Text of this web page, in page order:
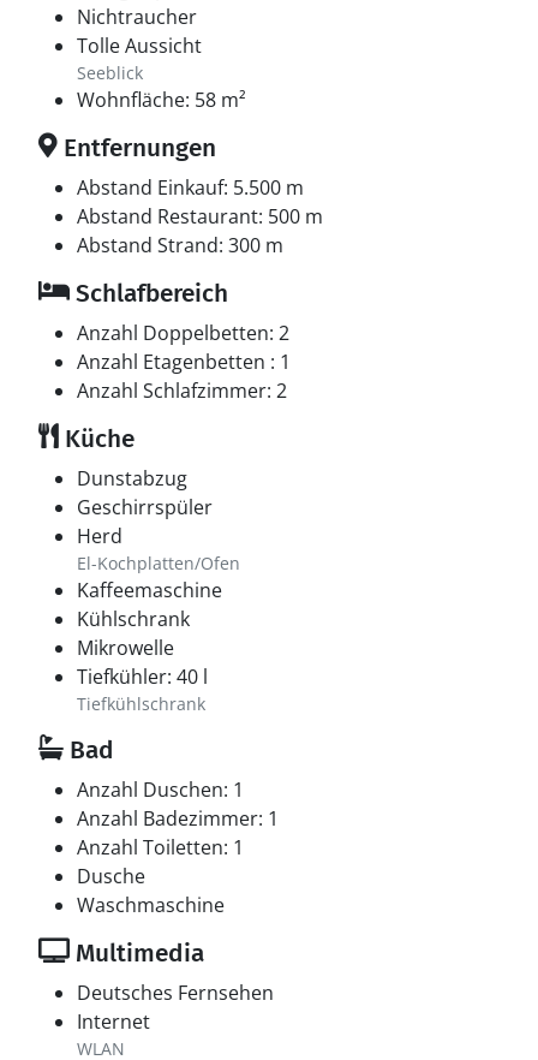
Nichtraucher
Tolle Aussicht
Seeblick
Wohnfläche: 58 m²
Entfernungen
Abstand Einkauf: 5.500 m
Abstand Restaurant: 500 m
Abstand Strand: 300 m
Schlafbereich
Anzahl Doppelbetten: 2
Anzahl Etagenbetten : 1
Anzahl Schlafzimmer: 2
Küche
Dunstabzug
Geschirrspüler
Herd
El-Kochplatten/Ofen
Kaffeemaschine
Kühlschrank
Mikrowelle
Tiefkühler: 40 l
Tiefkühlschrank
Bad
Anzahl Duschen: 1
Anzahl Badezimmer: 1
Anzahl Toiletten: 1
Dusche
Waschmaschine
Multimedia
Deutsches Fernsehen
Internet
WLAN